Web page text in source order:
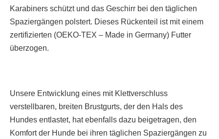
Karabiners schützt und das Geschirr bei den täglichen
Spaziergängen polstert. Dieses Rückenteil ist mit einem
zertifizierten (OEKO-TEX – Made in Germany) Futter
überzogen.
Unsere Entwicklung eines mit Klettverschluss
verstellbaren, breiten Brustgurts, der den Hals des
Hundes entlastet, hat ebenfalls dazu beigetragen, den
Komfort der Hunde bei ihren täglichen Spaziergängen zu